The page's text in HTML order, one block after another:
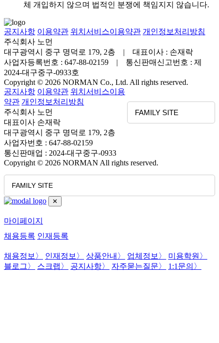
체 개입하지 않으며 법적인 분쟁에 책임지지 않습니다.
공지사항 이용약관 위치서비스이용약관 개인정보처리방침
주식회사 노먼
대구광역시 중구 명덕로 179, 2층 | 대표이사 : 손재락
사업자등록번호 : 647-88-02159 | 통신판매신고번호 : 제
2024-대구중구-0933호
Copyright © 2026 NORMAN Co., Ltd. All rights reserved.
FAMILY SITE
공지사항 이용약관 위치서비스이용
약관 개인정보처리방침
주식회사 노먼
대표이사 손재락
대구광역시 중구 명덕로 179, 2층
사업자번호 : 647-88-02159
통신판매업 : 2024-대구중구-0933
Copyright © 2026 NORMAN All rights reserved.
FAMILY SITE
✕
마이페이지
채용등록 인재등록
채용정보 〉 인재정보 〉 상품안내 〉 업체정보 〉 미용학원 〉
블로그 〉 스크랩 〉 공지사항〉 자주묻는질문〉 1:1문의 〉